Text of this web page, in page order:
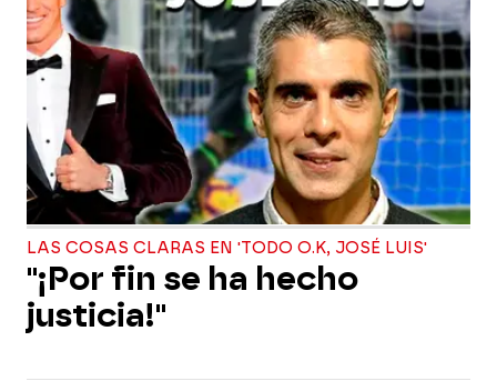
LAS COSAS CLARAS EN 'TODO O.K, JOSÉ LUIS'
"¡Por fin se ha hecho
justicia!"